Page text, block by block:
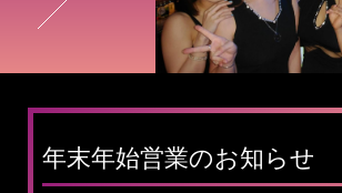
年末年始営業のお知らせ